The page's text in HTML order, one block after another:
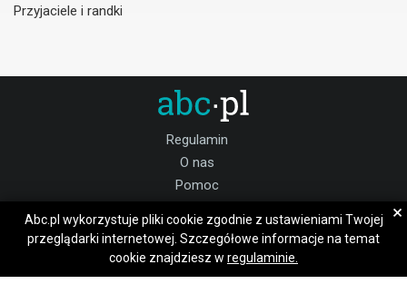
Przyjaciele i randki
Regulamin
O nas
Pomoc
Praca Legnica
Dołącz do nas:
Abc.pl wykorzystuje pliki cookie zgodnie z ustawieniami Twojej
przeglądarki internetowej. Szczegółowe informacje na temat
cookie znajdziesz w regulaminie.
×